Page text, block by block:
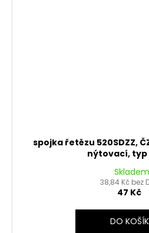
spojka řetězu 520SDZZ,
nýtovací, typ
Skladem
38,84 Kč bez
47 Kč
DO